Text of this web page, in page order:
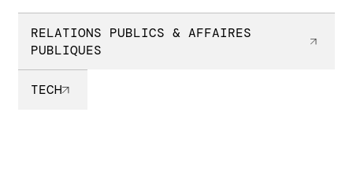
RELATIONS PUBLICS & AFFAIRES
PUBLIQUES
TECH